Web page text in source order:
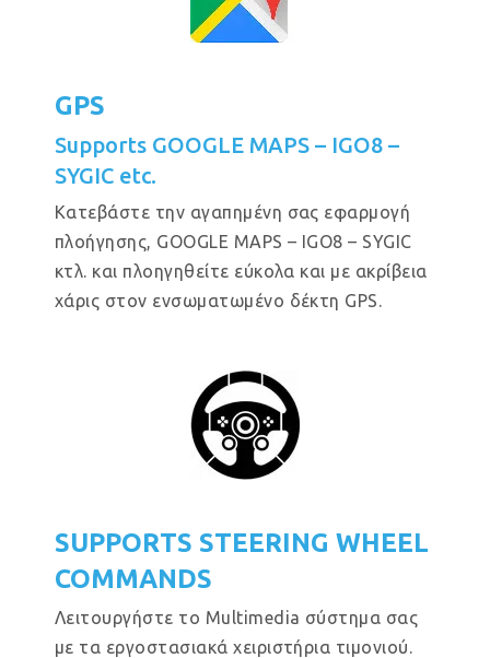
GPS
Supports GOOGLE MAPS – IGO8 –
SYGIC etc.
Κατεβάστε την αγαπημένη σας εφαρμογή
πλοήγησης, GOOGLE MAPS – IGO8 – SYGIC
κτλ. και πλοηγηθείτε εύκολα και με ακρίβεια
χάρις στον ενσωματωμένο δέκτη GPS.
SUPPORTS STEERING WHEEL
COMMANDS
Λειτουργήστε το Multimedia σύστημα σας
με τα εργοστασιακά χειριστήρια τιμονιού.